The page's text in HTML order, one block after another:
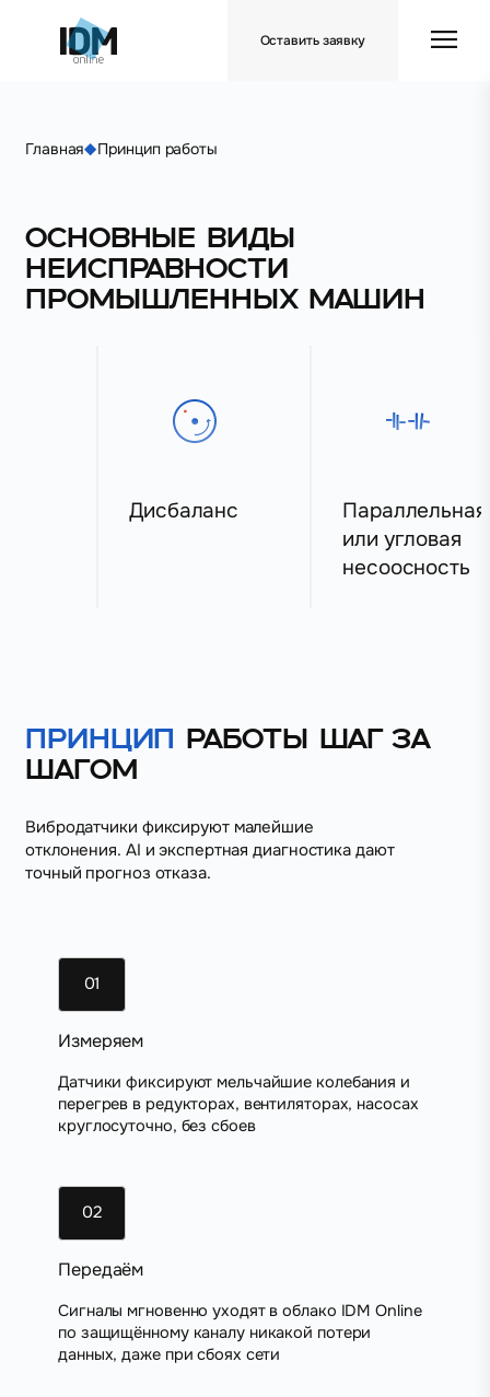
Оставить заявку
Главная Принцип работы
Основные виды
неисправности
промышленных машин
Дисбаланс
Параллельная
или угловая
несоосность
Принцип работы шаг за
шагом
Вибродатчики фиксируют малейшие
отклонения. AI и экспертная диагностика дают
точный прогноз отказа.
01
Измеряем
Датчики фиксируют мельчайшие колебания и
перегрев в редукторах, вентиляторах, насосах
круглосуточно, без сбоев
02
Передаём
Сигналы мгновенно уходят в облако IDM Online
по защищённому каналу никакой потери
данных, даже при сбоях сети